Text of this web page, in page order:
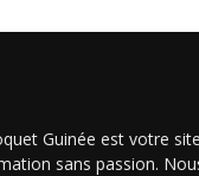
Guinée est votre
sans passion.